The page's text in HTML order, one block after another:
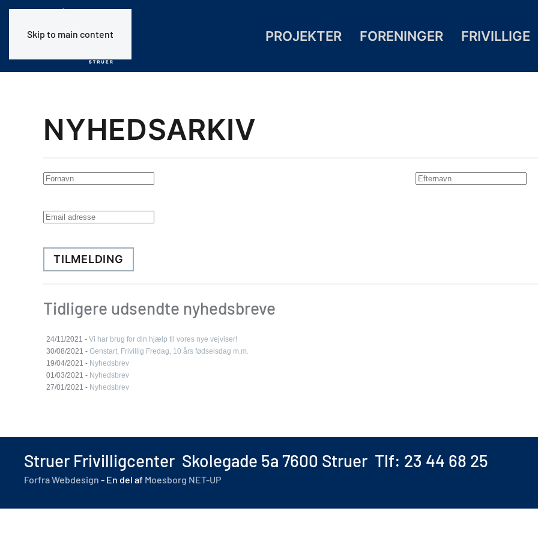
Skip to main content PROJEKTER FORENINGER FRIVILLIGE
NYHEDSARKIV
TILMELDING
Tidligere udsendte nyhedsbreve
24/11/2021 - Vi har brug for din hjælp til vores nye vejviser!
30/08/2021 - Genstart, Frivillig Fredag, 10 års fødselsdag m.m.
19/04/2021 - Nyhedsbrev
01/03/2021 - Nyhedsbrev
27/01/2021 - Nyhedsbrev
Struer Frivilligcenter Skolegade 5a 7600 Struer Tlf: 23 44 68 25
Forfra Webdesign - En del af Moesborg NET-UP